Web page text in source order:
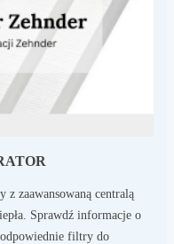
z zaawansowaną centralą
Sprawdź informacje o
filtry do